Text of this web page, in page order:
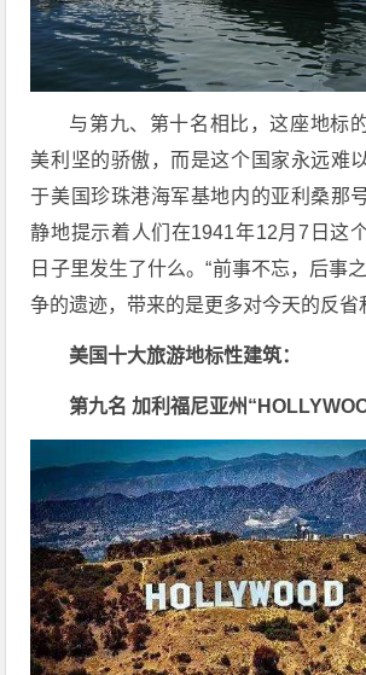
与第九、第十名相比，这座地标
美利坚的骄傲，而是这个国家永远难
于美国珍珠港海军基地内的亚利桑那
静地提示着人们在1941年12月7日这
日子里发生了什么。“前事不忘，后事
争的遗迹，带来的是更多对今天的反省
美国十大旅游地标性建筑：
第九名 加利福尼亚州